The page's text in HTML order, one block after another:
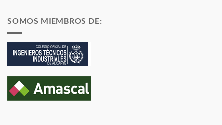
SOMOS MIEMBROS DE: